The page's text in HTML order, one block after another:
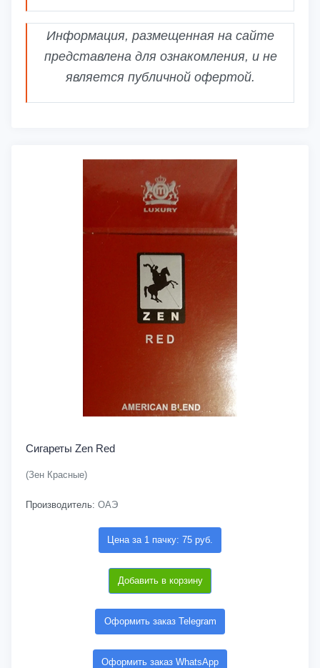
Информация, размещенная на сайте
представлена для ознакомления, и не
является публичной офертой.
Сигареты Zen Red
(Зен Красные)
Производитель: ОАЭ
Цена за 1 пачку: 75 руб.
Добавить в корзину
Оформить заказ Telegram
Оформить заказ WhatsApp